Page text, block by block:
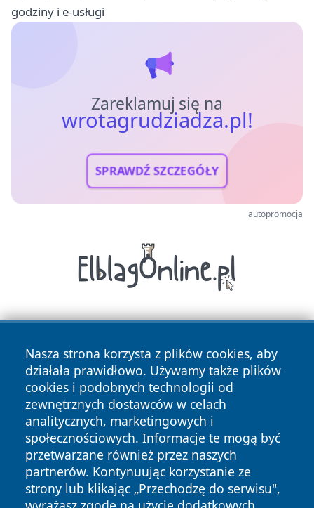
godziny i e-usługi
Zareklamuj się na
wrotagrudziadza.pl!
SPRAWDŹ SZCZEGÓŁY
autopromocja
Nasza strona korzysta z plików cookies, aby
działała prawidłowo. Używamy także plików
cookies i podobnych technologii od
zewnętrznych dostawców w celach
analitycznych, marketingowych i
społecznościowych. Informacje te mogą być
przetwarzane również przez naszych
partnerów. Kontynuując korzystanie ze
strony lub klikając „Przechodzę do serwisu",
Copyright © 2026 wrotagrudziadza.pl Wszystkie prawa
zastrzeżone.
News Autorzy
Polityka
Prywatności
Polityka
Cookies